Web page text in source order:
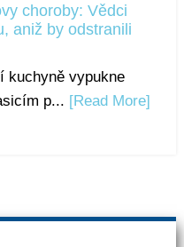
choroby: Vědci
aniž by odstranili
kuchyně vypukne
p... [Read More]